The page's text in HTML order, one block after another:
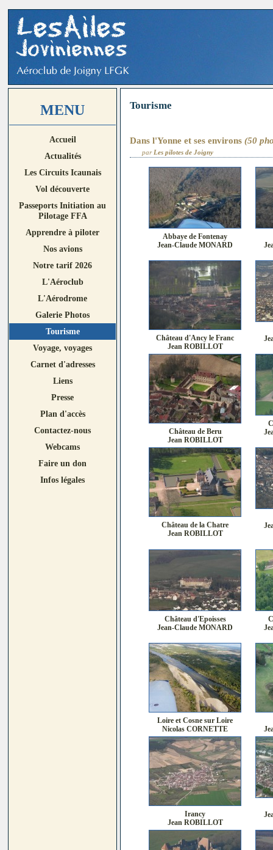
MENU
Accueil
Actualités
Les Circuits Icaunais
Vol découverte
Passeports Initiation au
Pilotage FFA
Apprendre à piloter
Nos avions
Notre tarif 2026
L'Aéroclub
L'Aérodrome
Galerie Photos
Tourisme
Voyage, voyages
Carnet d'adresses
Liens
Presse
Plan d'accès
Contactez-nous
Webcams
Faire un don
Infos légales
Tourisme
Dans l'Yonne et ses environs (50
par Les pilotes de Joigny
Abbaye de Fontenay
Jean-Claude MONARD
Château d'Ancy le Franc
Jean ROBILLOT
Château de Beru
Jean ROBILLOT
Château de la Chatre
Jean ROBILLOT
Château d'Epoisses
Jean-Claude MONARD
Loire et Cosne sur Loire
Nicolas CORNETTE
Irancy
Jean ROBILLOT